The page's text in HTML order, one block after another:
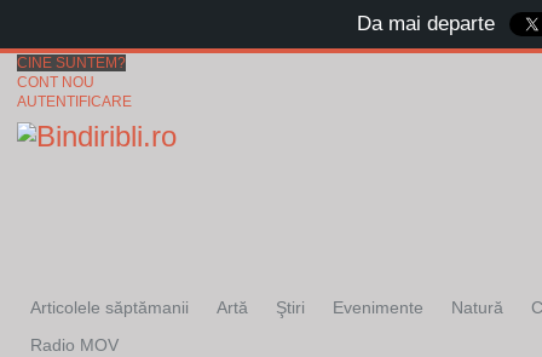
CINE SUNTEM?
CONT NOU
AUTENTIFICARE
Articolele săptămanii Artă Ştiri Evenimente Natură
Radio MOV
Da mai departe